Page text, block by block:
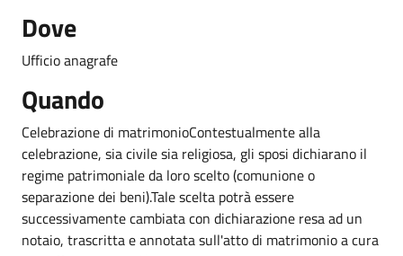
Dove
Ufficio anagrafe
Quando
Celebrazione di matrimonioContestualmente alla
celebrazione, sia civile sia religiosa, gli sposi dichiarano il
regime patrimoniale da loro scelto (comunione o
separazione dei beni).Tale scelta potrà essere
successivamente cambiata con dichiarazione resa ad un
notaio, trascritta e annotata sull'atto di matrimonio a cura